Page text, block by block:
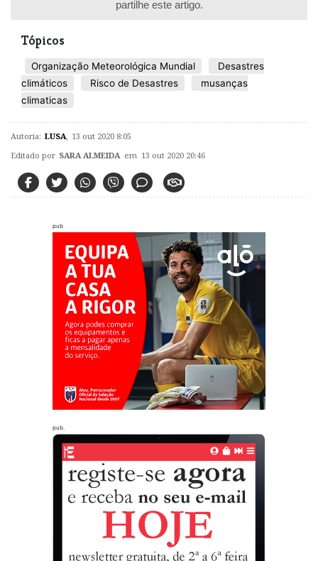
partilhe este artigo.
Tópicos
Organização Meteorológica Mundial
Desastres
climáticos
Risco de Desastres
musanças
climaticas
Autoria: LUSA 13 out 2020 8:05
Editado por SARA ALMEIDA em 13 out 2020 20:46
pub
pub.